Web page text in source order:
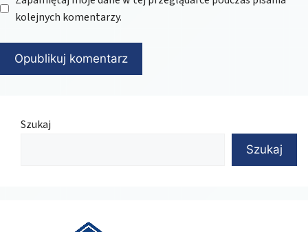
kolejnych komentarzy.
Szukaj
Szukaj